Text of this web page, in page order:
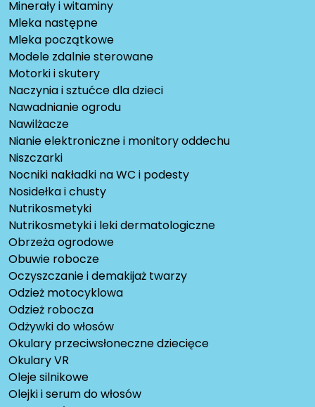
Minerały i witaminy
Mleka następne
Mleka początkowe
Modele zdalnie sterowane
Motorki i skutery
Naczynia i sztućce dla dzieci
Nawadnianie ogrodu
Nawilżacze
Nianie elektroniczne i monitory oddechu
Niszczarki
Nocniki nakładki na WC i podesty
Nosidełka i chusty
Nutrikosmetyki
Nutrikosmetyki i leki dermatologiczne
Obrzeża ogrodowe
Obuwie robocze
Oczyszczanie i demakijaż twarzy
Odzież motocyklowa
Odzież robocza
Odżywki do włosów
Okulary przeciwsłoneczne dziecięce
Okulary VR
Oleje silnikowe
Olejki i serum do włosów